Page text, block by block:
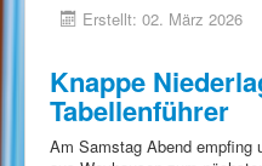
Erstellt: 02. März 2026
Knappe
Tabellenführer
Am Samstag Abend empfing